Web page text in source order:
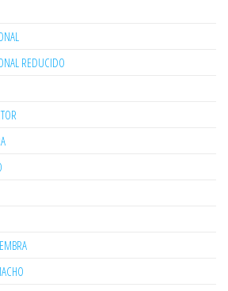
REDUCIDO